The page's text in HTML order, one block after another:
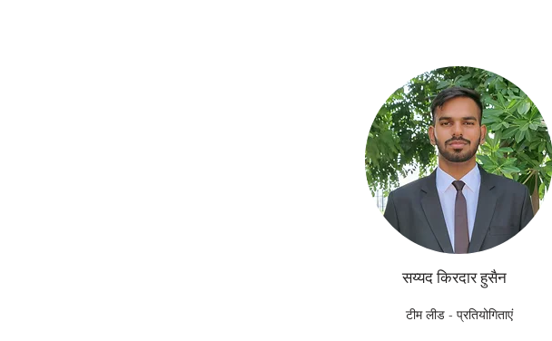
सय्यद किरदार हुसैन
टीम लीड - प्रतियोगिताएं